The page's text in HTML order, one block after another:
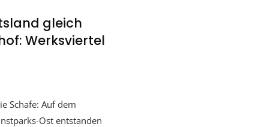
gleich
Werksviertel
Schafe: Auf dem
Ost entstanden